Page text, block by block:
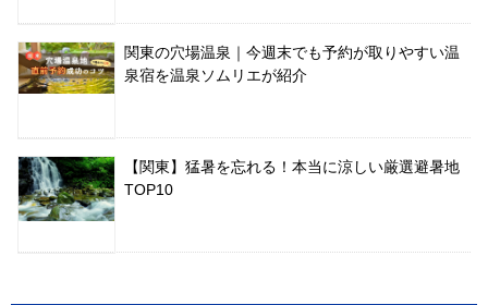
関東の穴場温泉｜今週末でも予約が取りやすい温
泉宿を温泉ソムリエが紹介
【関東】猛暑を忘れる！本当に涼しい厳選避暑地
TOP10